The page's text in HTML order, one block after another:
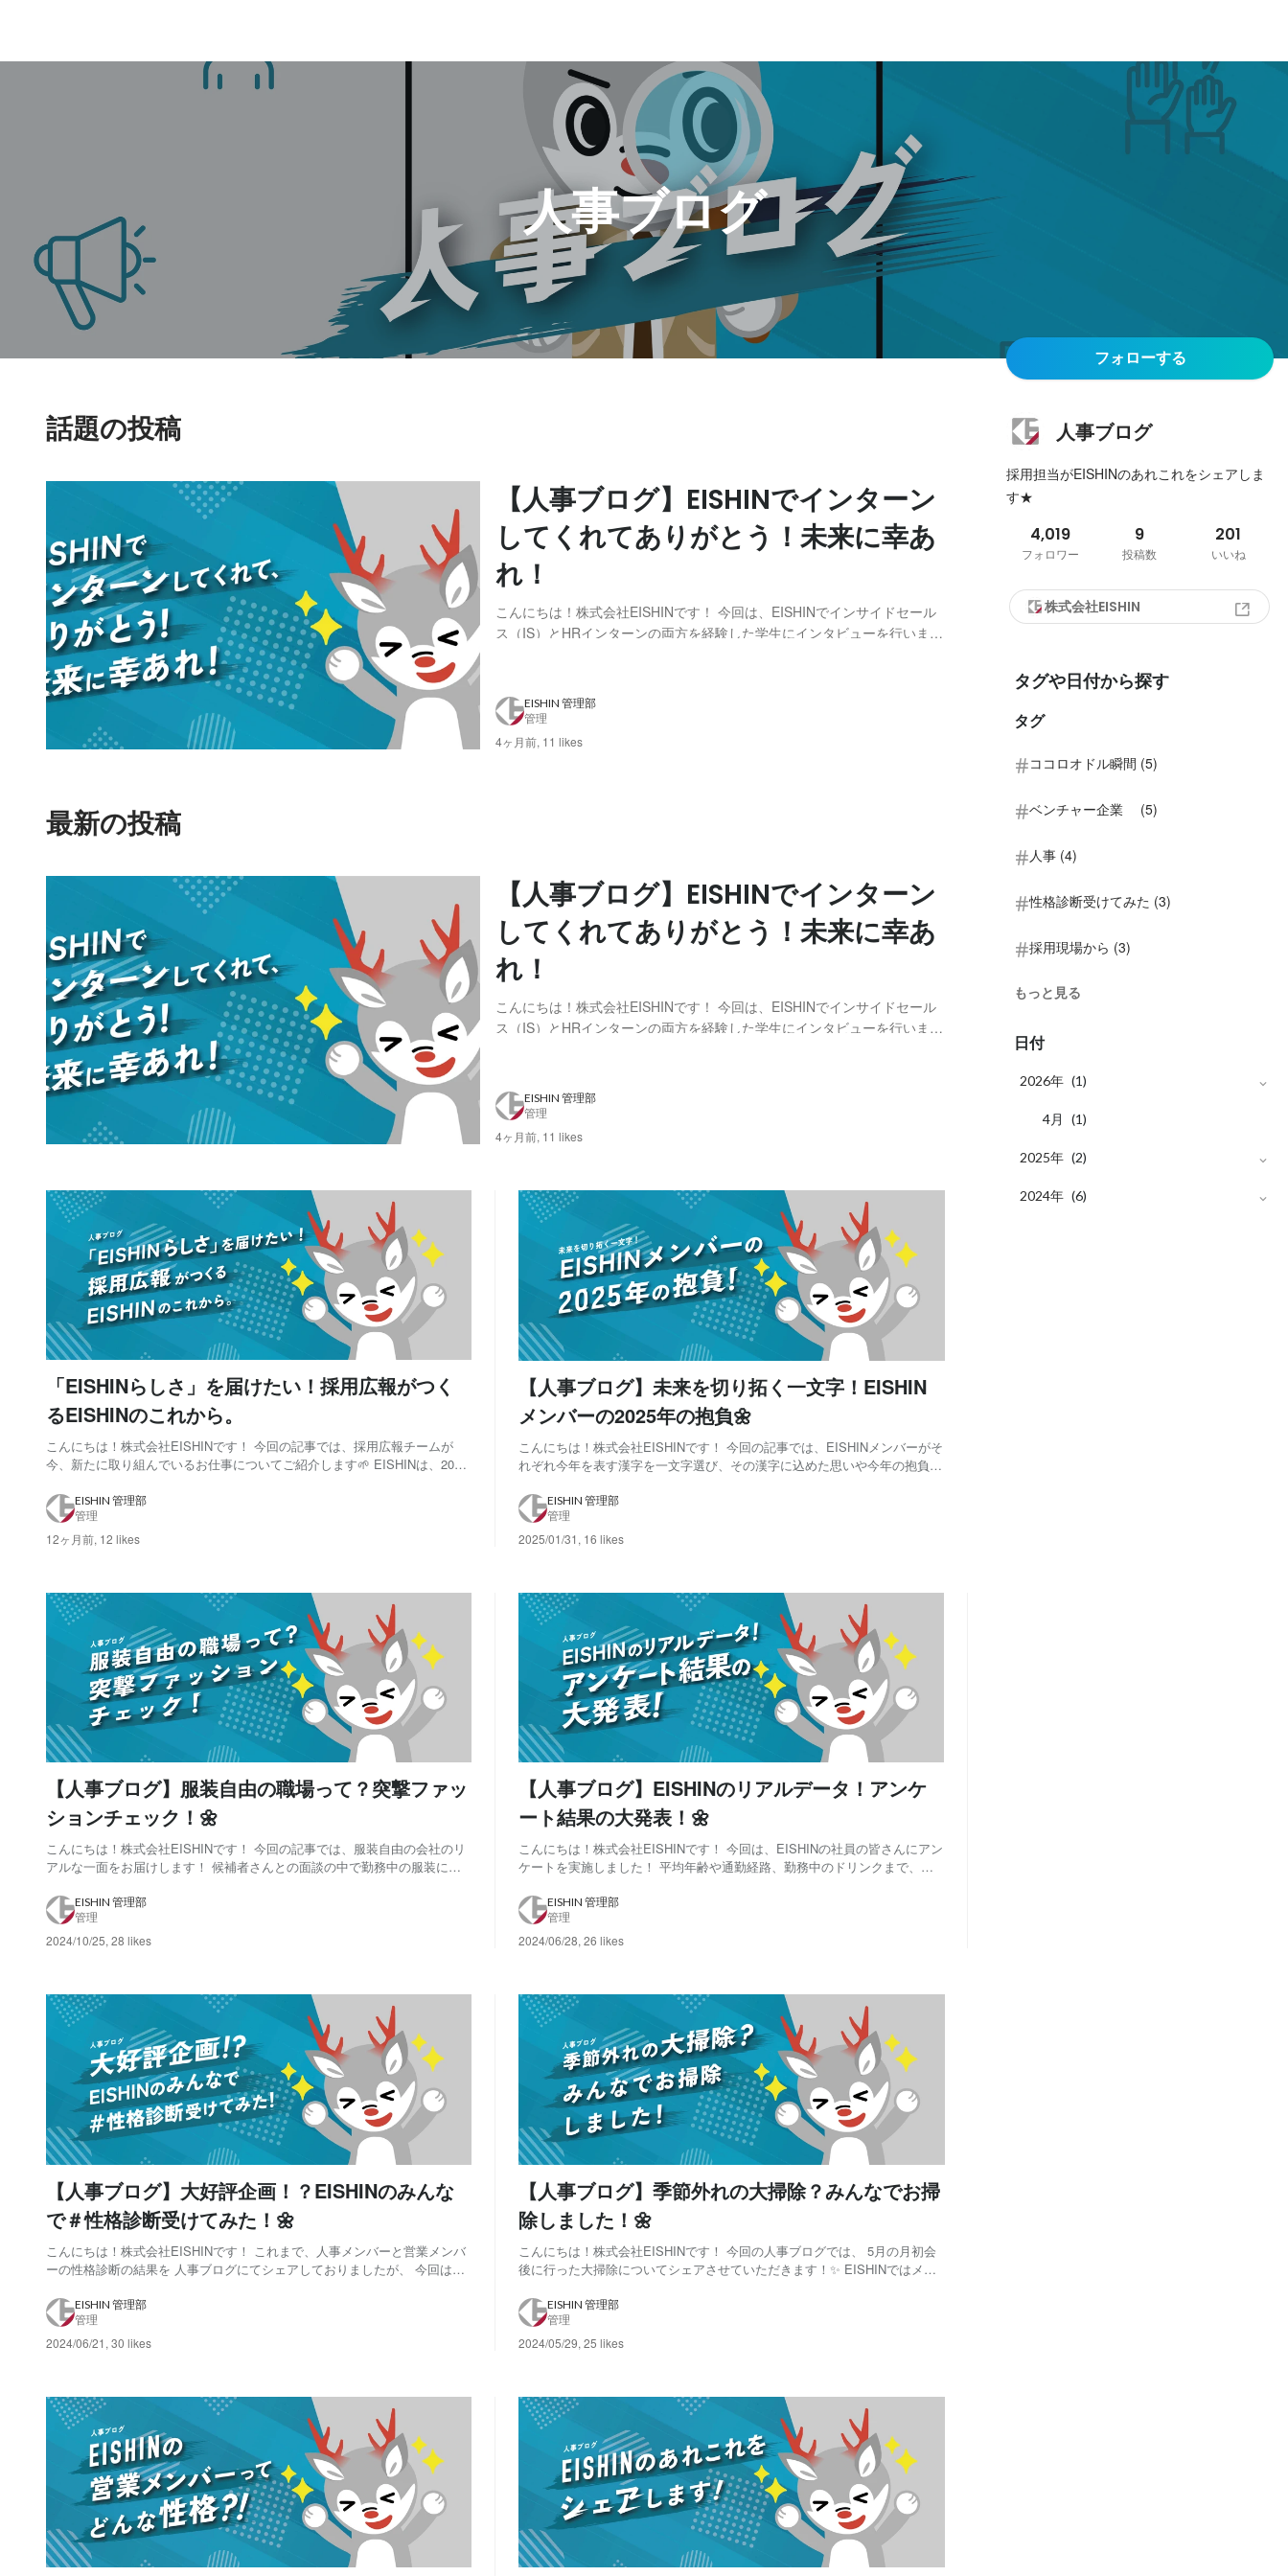
人事ブログ
話題の投稿
【人事ブログ】EISHINでインターン
してくれてありがとう！未来に幸あ
れ！
こんにちは！株式会社EISHINです！ 今回は、EISHINでインサイドセール
ス（IS）とHRインターンの両方を経験した学生にインタビューを行いまし
大変さや学びを、率直に語っ...
EISHIN 管理部
管理
4ヶ月前, 11 likes
最新の投稿
【人事ブログ】EISHINでインターン
してくれてありがとう！未来に幸あ
れ！
こんにちは！株式会社EISHINです！ 今回は、EISHINでインサイドセール
ス（IS）とHRインターンの両方を経験した学生にインタビューを行いまし
大変さや学びを、率直に語っ...
EISHIN 管理部
管理
4ヶ月前, 11 likes
「EISHINらしさ」を届けたい！採用広報がつく
るEISHINのこれから。
こんにちは！株式会社EISHINです！ 今回の記事では、採用広報チームが
今、新たに取り組んでいるお仕事についてご紹介します🌱 EISHINは、2030
す！その中で、採用広報としてどんな取り組みをしているのか？どんな想い
で発信を続けているのか？そん...
EISHIN 管理部
管理
12ヶ月前, 12 likes
【人事ブログ】未来を切り拓く一文字！EISHIN
メンバーの2025年の抱負🌼
こんにちは！株式会社EISHINです！ 今回の記事では、EISHINメンバーがそ
れぞれ今年を表す漢字を一文字選び、その漢字に込めた思いや今年の抱負を
回の記事では、様々な部署のメンバーにご協力いただき完成しました！それ
ぞれが選んだ漢字に込め...
EISHIN 管理部
管理
2025/01/31 , 16 likes
【人事ブログ】服装自由の職場って？突撃ファッ
ションチェック！🌼
こんにちは！株式会社EISHINです！ 今回の記事では、服装自由の会社のリ
アルな一面をお届けします！ 候補者さんとの面談の中で勤務中の服装につ
装でオフィスに来ているのかを突撃でファッションチェックしてみました！
自由度の高い職場だからこそのスタイ...
EISHIN 管理部
管理
2024/10/25, 28 likes
【人事ブログ】EISHINのリアルデータ！アンケ
ート結果の大発表！🌼
こんにちは！株式会社EISHINです！ 今回は、EISHINの社員の皆さんにアン
ケートを実施しました！ 平均年齢や通勤経路、勤務中のドリンクまで、
い！🌼 【🌷はじめに🌷】 アンケート結果の発表の前に、 EISHINメンバー
の年齢と継続年数に...
EISHIN 管理部
管理
2024/06/28, 26 likes
【人事ブログ】大好評企画！？EISHINのみんな
で＃性格診断受けてみた！🌼
こんにちは！株式会社EISHINです！ これまで、人事メンバーと営業メンバ
ーの性格診断の結果を 人事ブログにてシェアしておりましたが、 今回は
と社員全員が性格診断を実施しました！是非楽しんでご覧ください！✨ ※前
回の記事はこちらからご...
EISHIN 管理部
管理
2024/06/21 , 30 likes
【人事ブログ】季節外れの大掃除？みんなでお掃
除しました！🌼
こんにちは！株式会社EISHINです！ 今回の人事ブログでは、 5月の月初会
後に行った大掃除についてシェアさせていただきます！✨ EISHINではメン
今回のお掃除企画では、全員で大掃除を行いました！🫧 大掃除の様子も写
真で載せているので是非最...
EISHIN 管理部
管理
2024/05/29, 25 likes
フォローする
人事ブログ
採用担当がEISHINのあれこれをシェアしま
す★
4,019
フォロワー
9
投稿数
201
いいね
株式会社EISHIN
タグや日付から探す
タグ
ココロオドル瞬間 (5)
ベンチャー企業 (5)
人事 (4)
性格診断受けてみた (3)
採用現場から (3)
もっと見る
日付
2026年 (1)
4月 (1)
2025年 (2)
8月 (1)
2024年 (6)